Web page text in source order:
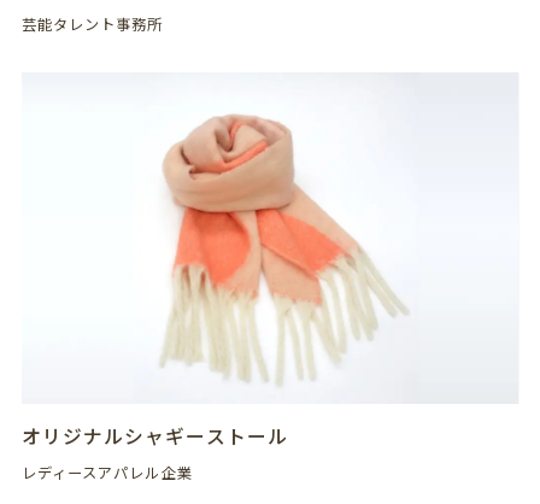
芸能タレント事務所
オリジナルシャギーストール
レディースアパレル企業